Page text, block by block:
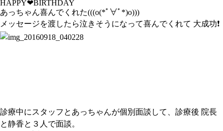
HAPPY❤BIRTHDAY
あっちゃん喜んでくれた(((o(*ﾟ∀ﾟ*)o)))
メッセージを渡したら泣きそうになって喜んでくれて 大成功❗
診療中にスタッフとあっちゃんが個別面談して、診療後 院長
と静香と３人で面談。